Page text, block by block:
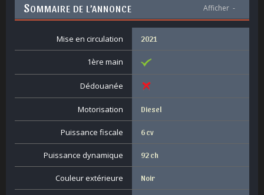
SOMMAIRE DE L’ANNONCE Afficher -
Mise en circulation 2021
1ère main
Dédouanée
Motorisation Diesel
Puissance fiscale 6 cv
Puissance dynamique 92 ch
Couleur extérieure Noir